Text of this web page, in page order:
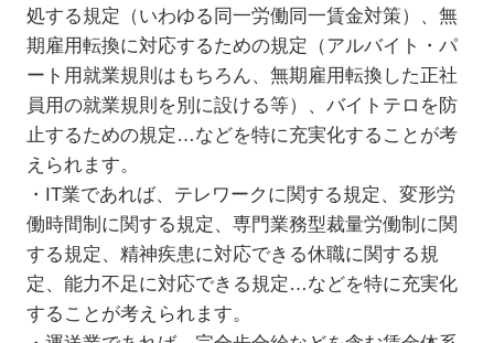
処する規定（いわゆる同一労働同一賃金対策）、無
期雇用転換に対応するための規定（アルバイト・パ
ート用就業規則はもちろん、無期雇用転換した正社
員用の就業規則を別に設ける等）、バイトテロを防
止するための規定…などを特に充実化することが考
えられます。
・IT業であれば、テレワークに関する規定、変形労
働時間制に関する規定、専門業務型裁量労働制に関
する規定、精神疾患に対応できる休職に関する規
定、能力不足に対応できる規定…などを特に充実化
することが考えられます。